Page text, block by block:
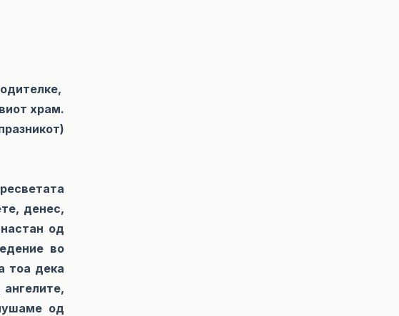
храм.
денес,
од
во
тоа дека
од